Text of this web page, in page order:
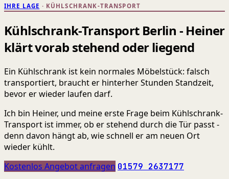
IHRE LAGE · KÜHLSCHRANK-TRANSPORT
Kühlschrank-Transport Berlin - Heiner
klärt vorab stehend oder liegend
Ein Kühlschrank ist kein normales Möbelstück: falsch
transportiert, braucht er hinterher Stunden Standzeit,
bevor er wieder laufen darf.
Ich bin Heiner, und meine erste Frage beim Kühlschrank-
Transport ist immer, ob er stehend durch die Tür passt -
denn davon hängt ab, wie schnell er am neuen Ort
wieder kühlt.
Kostenlos Angebot anfragen 01579 2637177